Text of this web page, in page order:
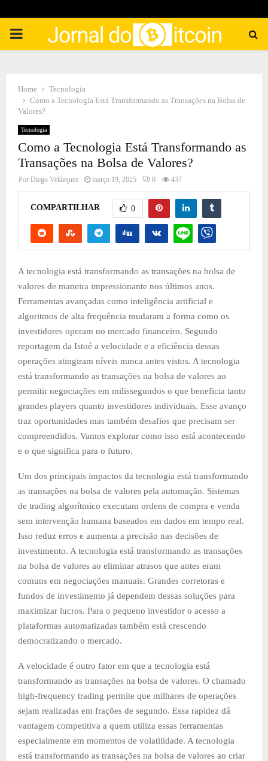
PRIMARY
Home
Tecnologia
Como a Tecnologia Está Transformando as Transações na Bolsa de
Valores?
Tecnologia
Como a Tecnologia Está Transformando as
Transações na Bolsa de Valores?
Por Diego Velázquez março 19, 2025 0 437
COMPARTILHAR 0
A tecnologia está transformando as transações na bolsa de
valores de maneira impressionante nos últimos anos.
Ferramentas avançadas como inteligência artificial e
algoritmos de alta frequência mudaram a forma como os
investidores operam no mercado financeiro. Segundo
reportagem da Istoé a velocidade e a eficiência dessas
operações atingiram níveis nunca antes vistos. A tecnologia
está transformando as transações na bolsa de valores ao
permitir negociações em milissegundos o que beneficia tanto
grandes players quanto investidores individuais. Esse avanço
traz oportunidades mas também desafios que precisam ser
compreendidos. Vamos explorar como isso está acontecendo
e o que significa para o futuro.
Um dos principais impactos da tecnologia está transformando
as transações na bolsa de valores pela automação. Sistemas
de trading algorítmico executam ordens de compra e venda
sem intervenção humana baseados em dados em tempo real.
Isso reduz erros e aumenta a precisão nas decisões de
investimento. A tecnologia está transformando as transações
na bolsa de valores ao eliminar atrasos que antes eram
comuns em negociações manuais. Grandes corretoras e
fundos de investimento já dependem dessas soluções para
maximizar lucros. Para o pequeno investidor o acesso a
plataformas automatizadas também está crescendo
democratizando o mercado.
A velocidade é outro fator em que a tecnologia está
transformando as transações na bolsa de valores. O chamado
high-frequency trading permite que milhares de operações
sejam realizadas em frações de segundo. Essa rapidez dá
vantagem competitiva a quem utiliza essas ferramentas
especialmente em momentos de volatilidade. A tecnologia
está transformando as transações na bolsa de valores ao criar